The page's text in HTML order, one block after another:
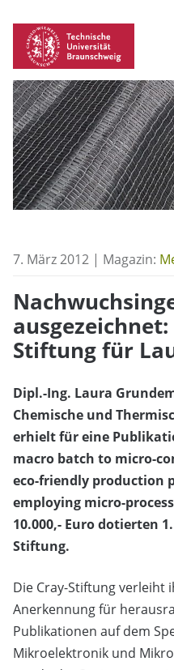
7. März 2012 | Magazin:
Stiftung für
Dipl.-Ing. Laura
Chemische und
erhielt für eine
macro batch to micro-
eco-friendly production
employing micro-
10.000,- Euro dotierten
Stiftung.
Die Cray-Stiftung verleiht
Anerkennung für
Publikationen auf dem
Mikroelektronik und